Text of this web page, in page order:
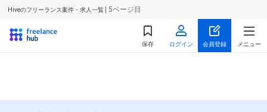
Hiveのフリーランス案件・求人一覧 | 5ページ目
保存 ログイン 会員登録 メニュー